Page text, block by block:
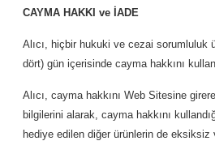
CAYMA HAKKI ve İADE
Alıcı, hiçbir hukuki ve cezai sorumluluk
dört) gün içerisinde cayma hakkını
Alıcı, cayma hakkını Web Sitesine
bilgilerini alarak, cayma hakkını
hediye edilen diğer ürünlerin de eksiksiz